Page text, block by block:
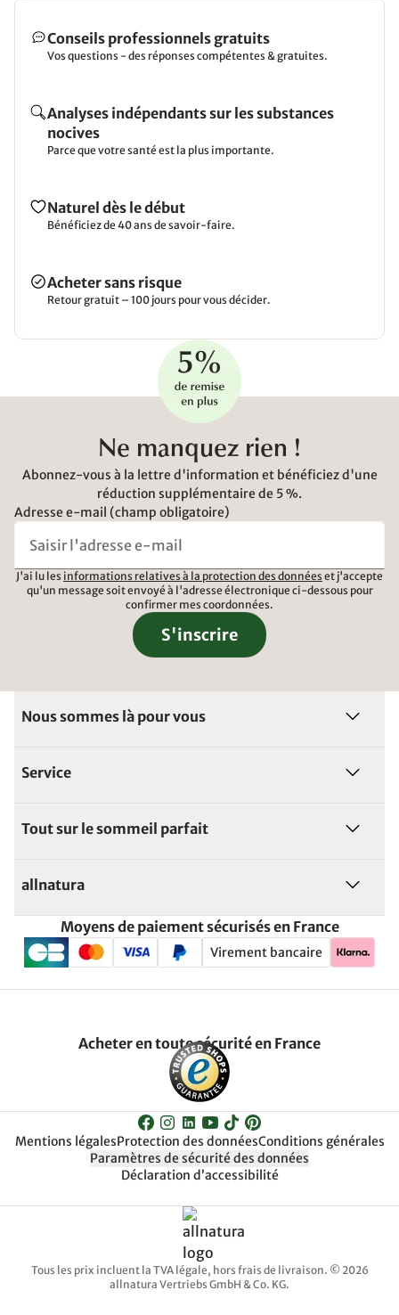
Conseils professionnels gratuits
Vos questions - des réponses compétentes & gratuites.
Analyses indépendants sur les substances
nocives
Parce que votre santé est la plus importante.
Naturel dès le début
Bénéficiez de 40 ans de savoir-faire.
Acheter sans risque
Retour gratuit – 100 jours pour vous décider.
Ne manquez rien !
Abonnez-vous à la lettre d'information et bénéficiez d'une
réduction supplémentaire de 5 %.
Adresse e-mail (champ obligatoire)
J'ai lu les informations relatives à la protection des données et j'accepte
qu'un message soit envoyé à l'adresse électronique ci-dessous pour
confirmer mes coordonnées.
S'inscrire
Nous sommes là pour vous
Service
Tout sur le sommeil parfait
allnatura
Moyens de paiement sécurisés en France
Virement bancaire
Acheter en toute sécurité en France
Mentions légalesProtection des donnéesConditions générales
Paramètres de sécurité des données
Déclaration d’accessibilité
Tous les prix incluent la TVA légale, hors frais de livraison. © 2026
allnatura Vertriebs GmbH & Co. KG.